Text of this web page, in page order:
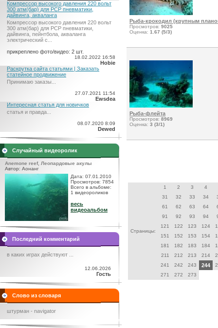
Компрессор высокого давления 220 вольт
300 атм(бар) для PCP пневматики,
дайвинга, акваланга
Компрессор высокого давления 220 вольт
300 атм(бар) для PCP пневматики,
дайвинга, пейнтбола, акваланга
электрический c...
прикреплено фото/видео: 2 шт.
18.02.2022 16:58
Hobie
Раскрутка сайта статьями | Заказать
статейное продвижение
Принимаю заказы...
27.07.2021 11:54
Ewsdea
Интересная статья для новичков
статья и правда...
08.07.2020 8:09
Dewed
Случайный видеоролик
Anemone reef, Леопардовые акулы
Автор: Аонанг
Дата: 07.01.2010
Просмотров: 7854
Всего в альбоме:
1 видеороликов
весь
видеоальбом
Последний комментарий
в каких играх действуют ...
12.06.2026
Гость
Слово из словаря
штурман - navigator
Рыба-крокодил (крупным
Просмотров: 9025
Оценка: 1.67 (5/3)
Рыба-флейта
Просмотров: 8969
Оценка: 3 (3/1)
Страницы:
1 2 3
4
31
32 33 34
61
62 63 64
91
92 93 94
121
122 123 124
151
152 153 154
181
182 183 184
211
212 213 214
241
242 243 244
271
272 273